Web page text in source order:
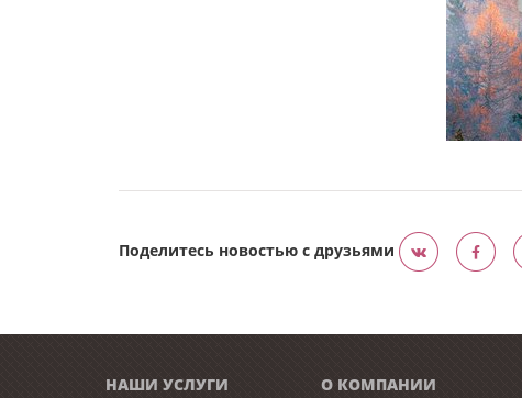
Поделитесь новостью с друзьями
НАШИ УСЛУГИ О КОМПАНИИ